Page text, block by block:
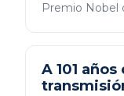
Premio Nobel
A 101